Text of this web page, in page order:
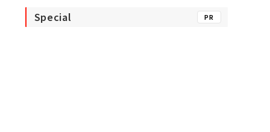
Special PR